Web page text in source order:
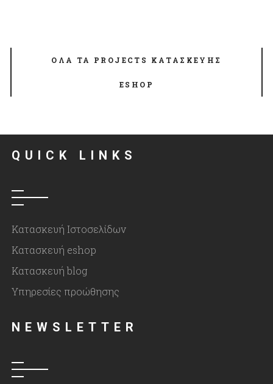
ΟΛΑ ΤΑ PROJECTS ΚΑΤΑΣΚΕΥΗΣ
ESHOP
QUICK LINKS
Κατασκευή Ιστοσελίδων
Κατασκευή eshop
Κατασκευή blog
Υπηρεσίες προώθησης
NEWSLETTER